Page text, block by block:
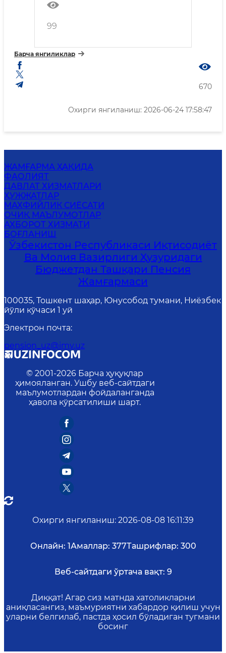
99
Барча янгиликлар
670
Охирги янгиланиш: 2026-06-24 17:58:47
ЖАМҒАРМА ҲАҚИДА
ФАОЛИЯТ
ДАВЛАТ ХИЗМАТЛАРИ
ҲУЖЖАТЛАР
MАХФИЙЛИК СИЁСАТИ
ОЧИҚ МАЪЛУМОТЛАР
АХБОРОТ ХИЗМАТИ
БОҒЛАНИШ
Ўзбекистон Республикаси Иқтисодиёт
Ва Молия Вазирлиги Ҳузуридаги
Бюджетдан Ташқари Пенсия
Жамғармаси
100035, Тошкент шаҳар, Юнусобод тумани, Ниёзбек
йўли кўчаси 1 уй
Электрон почта:
pension_uz@imv.uz
© 2001-2026 Барча ҳуқуқлар
ҳимояланган. Ушбу веб-сайтдаги
маълумотлардан фойдаланганда
ҳавола кўрсатилиши шарт.
Охирги янгиланиш: 2026-08-08 16:11:39
Онлайн: 1Амаллар: 377Ташрифлар: 300
Веб-сайтдаги ўртача вақт: 9
Диққат! Агар сиз матнда хатоликларни
аниқласангиз, маъмуриятни хабардор қилиш учун
уларни белгилаб, пастда ҳосил бўладиган тугмани
босинг